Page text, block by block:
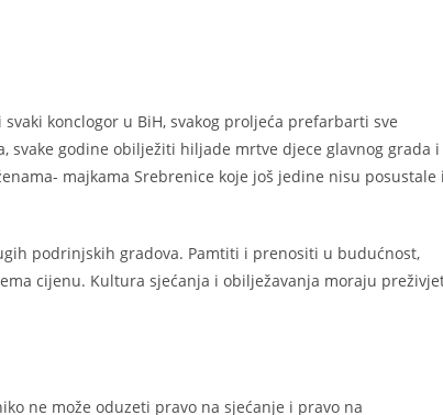
konclogor u BiH, svakog proljeća prefarbarti sve
svake godine obilježiti hiljade mrtve djece glavnog grada i
majkama Srebrenice koje još jedine nisu posustale i
podrinjskih gradova. Pamtiti i prenositi u budućnost,
cijenu. Kultura sjećanja i obilježavanja moraju
ne može oduzeti pravo na sjećanje i pravo na